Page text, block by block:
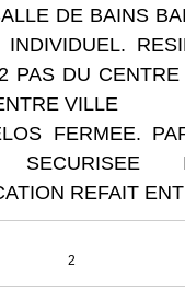
DE BAINS
INDIVIDUEL.
PAS DU
VILLE
FERMEE.
SECURISEE
REFAIT
2